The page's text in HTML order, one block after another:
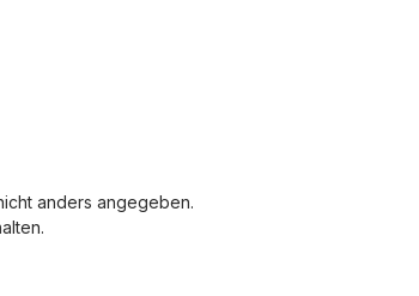
anders angegeben.